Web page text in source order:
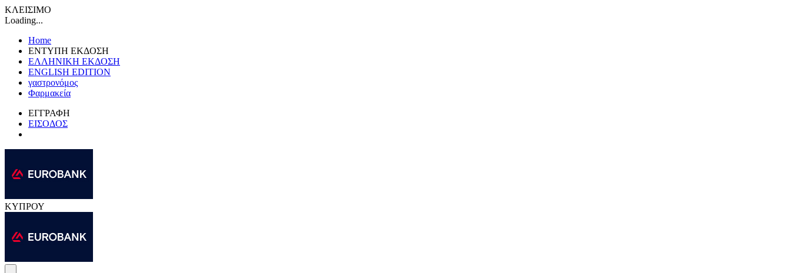
ΚΛΕΙΣΙΜΟ
Loading...
Home
ΕΝΤΥΠΗ ΕΚΔΟΣΗ
ΕΛΛΗΝΙΚΗ ΕΚΔΟΣΗ
ENGLISH EDITION
γαστρονόμος
Φαρμακεία
ΕΓΓΡΑΦΗ
ΕΙΣΟΔΟΣ
ΚΥΠΡΟΥ